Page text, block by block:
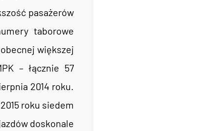
pasażerów
taborowe
większej
– łącznie 57
2014 roku.
roku siedem
doskonale